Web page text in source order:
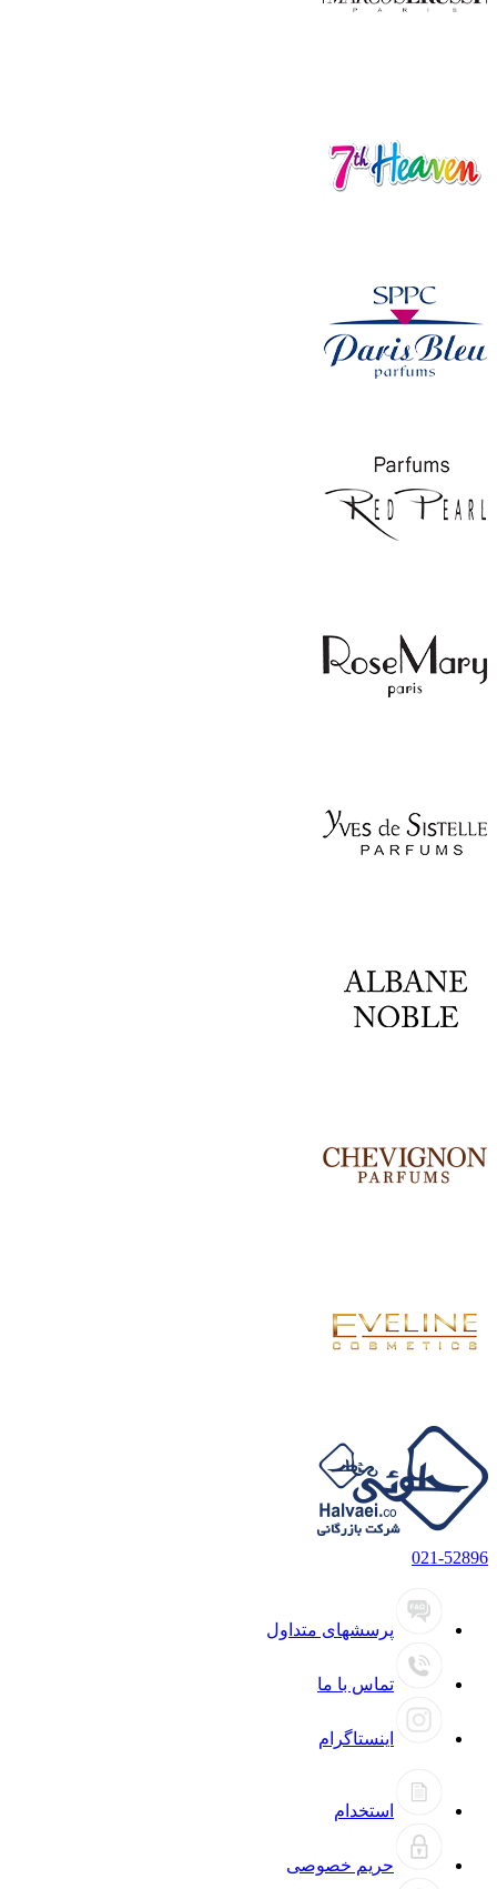
021-52896
پرسشهای متداول
تماس با ما
اینستاگرام
استخدام
حریم خصوصی